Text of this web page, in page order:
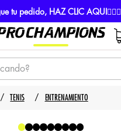
tu pedido, HAZ CLIC AQUI👈🏼🚚
TENIS ENTRENAMIENTO